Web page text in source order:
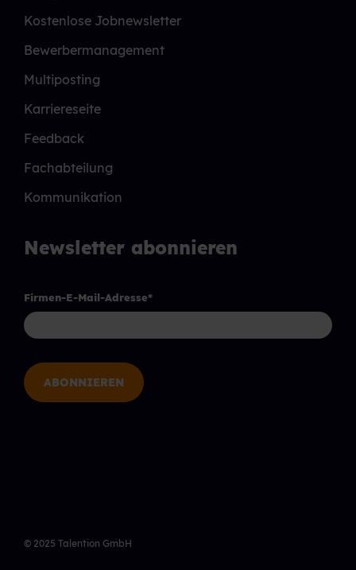
Kostenlose Jobnewsletter
Bewerbermanagement
Multiposting
Karriereseite
Feedback
Fachabteilung
Kommunikation
Newsletter abonnieren
Firmen-E-Mail-Adresse*
© 2025 Talention GmbH